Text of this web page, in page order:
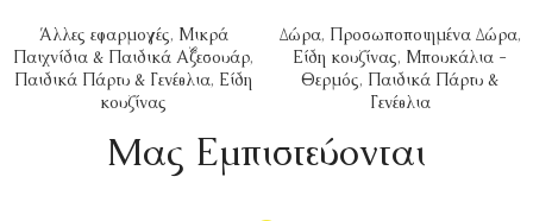
Άλλες εφαρμογές, Μικρά
Παιχνίδια & Παιδικά Αξεσουάρ,
Παιδικά Πάρτυ & Γενέθλια, Είδη
κουζίνας
Δώρα, Προσωποποιημένα Δώρα,
Είδη κουζίνας, Μπουκάλια -
Θερμός, Παιδικά Πάρτυ &
Γενέθλια
Mας Εμπιστεύονται